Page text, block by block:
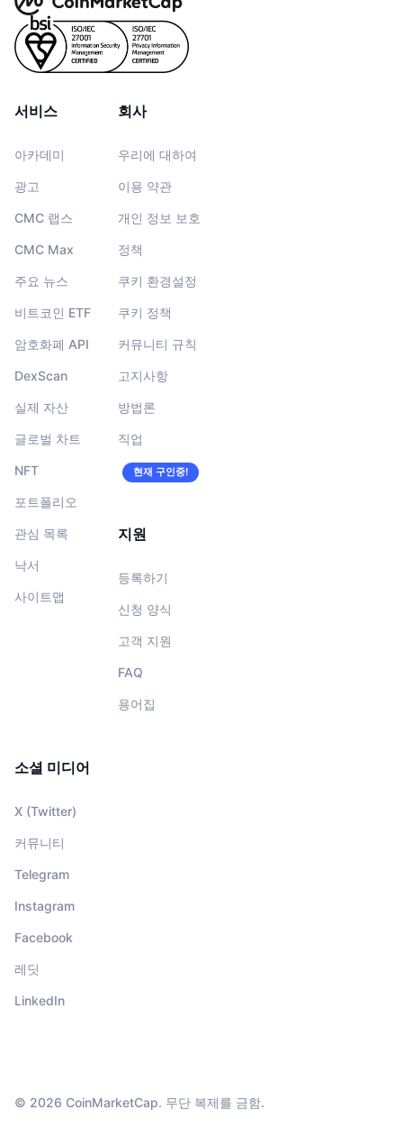
서비스
아카데미
광고
CMC 랩스
CMC Max
주요 뉴스
비트코인 ETF
암호화폐 API
DexScan
실제 자산
글로벌 차트
NFT
포트폴리오
관심 목록
낙서
사이트맵
회사
우리에 대하여
이용 약관
개인 정보 보호
정책
쿠키 환경설정
쿠키 정책
커뮤니티 규칙
고지사항
방법론
직업
현재 구인중!
지원
등록하기
신청 양식
고객 지원
FAQ
용어집
소셜 미디어
X (Twitter)
커뮤니티
Telegram
Instagram
Facebook
레딧
LinkedIn
© 2026 CoinMarketCap. 무단 복제를 금함.